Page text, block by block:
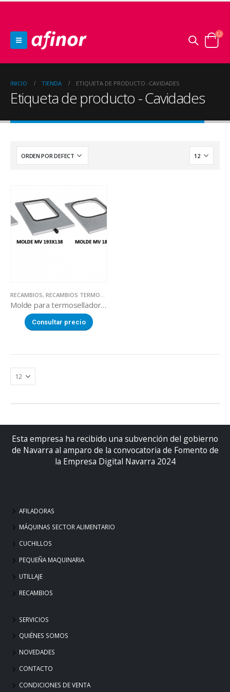
INICIO TIENDA ETIQUETA DE PRODUCTO -CAVIDADES
Etiqueta de producto - Cavidades
RECAMBIOS, RECAMBIOS TERMOSELLADORAS
Molde para termoselladoras
Consultar precio
Esta empresa ha recibido una subvención del gobierno
de Navarra al amparo de la convocatoria de Fomento de
la Empresa Digital Navarra 2024
AFILADORAS
MÁQUINAS SECTOR ALIMENTARIO
CUCHILLOS
PEQUEÑA MAQUINARIA
UTILLAJE
RECAMBIOS
SERVICIOS
QUIÉNES SOMOS
NOVEDADES
CONTACTO
CONDICIONES DE VENTA